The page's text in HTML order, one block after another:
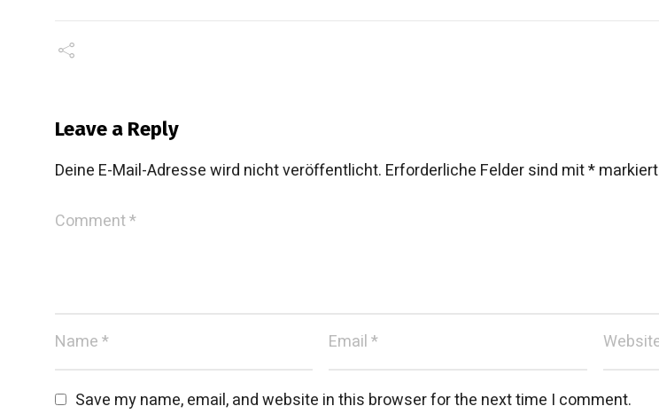
Leave a Reply
Deine E-Mail-Adresse wird nicht veröffentlicht. Erforderliche Felder sind mit*markiert
Save my name, email, and website in this browser for the next time I comment.